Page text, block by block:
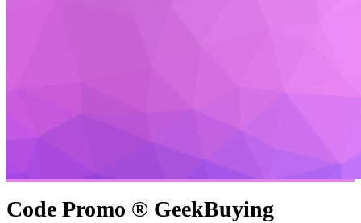
Code Promo ® GeekBuying